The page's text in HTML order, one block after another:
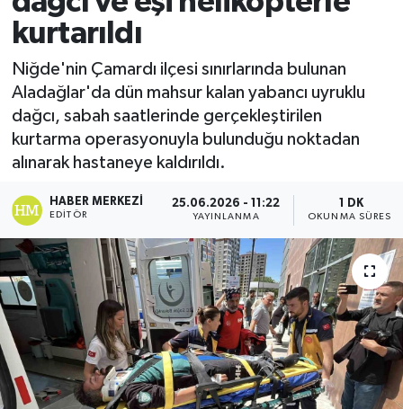
kurtarıldı
Niğde'nin Çamardı ilçesi sınırlarında bulunan
Aladağlar'da dün mahsur kalan yabancı uyruklu
dağcı, sabah saatlerinde gerçekleştirilen
kurtarma operasyonuyla bulunduğu noktadan
alınarak hastaneye kaldırıldı.
HABER MERKEZI
EDITÖR
25.06.2026 - 11:22
YAYINLANMA
1 DK
OKUNMA SÜRESI
Ekonomi
Sağlık
Tokat Haber